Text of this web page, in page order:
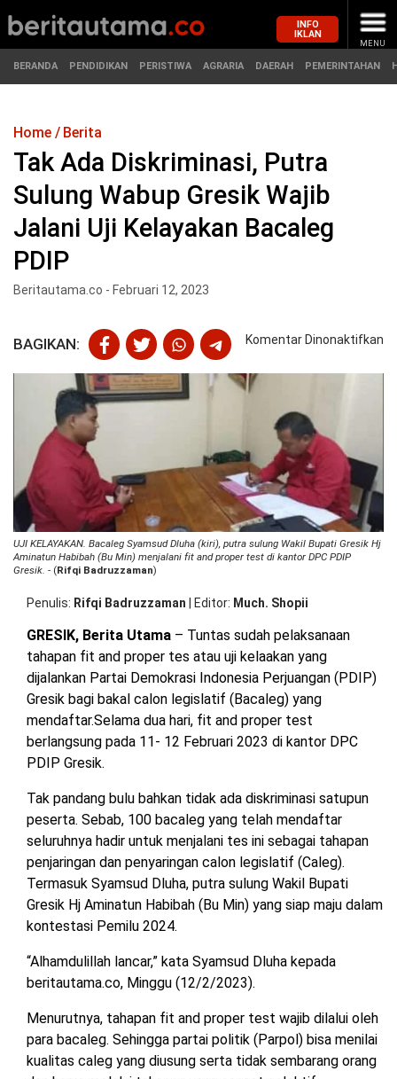
MASUK
BERANDA
PERISTIWA
PENDIDIKAN
HUKUM
HIBURAN
BERITABARU.CO
KABARBARU.CO
SERIKATNEWS.COM
PEWARTANUSANTARA.COM
LANGGAR.CO
JOBNAS.COM
SURAU.CO
REDAKSI
TENTANG
KAMI
KERJASAMA
PEDOMAN
MEDIA
CYBER
INFO
IKLAN
MENU
BERANDA PENDIDIKAN PERISTIWA AGRARIA DAERAH PEMERINTAHAN
Home Berita
Tak Ada Diskriminasi, Putra
Sulung Wabup Gresik Wajib
Jalani Uji Kelayakan Bacaleg
PDIP
Beritautama.co - Februari 12, 2023
BAGIKAN: Komentar Dinonaktifkan
Uji
UJI KELAYAKAN. Bacaleg Syamsud Dluha (kiri), putra sulung Wakil Bupati Gresik Hj
Aminatun Habibah (Bu Min) menjalani fit and proper test di kantor DPC PDIP
Gresik. - (Rifqi Badruzzaman)
Penulis Rifqi Badruzzaman Editor Much. Shopii
GRESIK, Berita Utama – Tuntas sudah pelaksanaan
tahapan fit and proper tes atau uji kelaakan yang
dijalankan Partai Demokrasi Indonesia Perjuangan (PDIP)
Gresik bagi bakal calon legislatif (Bacaleg) yang
mendaftar.Selama dua hari, fit and proper test
berlangsung pada 11- 12 Februari 2023 di kantor DPC
PDIP Gresik.
Tak pandang bulu bahkan tidak ada diskriminasi satupun
peserta. Sebab, 100 bacaleg yang telah mendaftar
seluruhnya hadir untuk menjalani tes ini sebagai tahapan
penjaringan dan penyaringan calon legislatif (Caleg).
Termasuk Syamsud Dluha, putra sulung Wakil Bupati
Gresik Hj Aminatun Habibah (Bu Min) yang siap maju dalam
kontestasi Pemilu 2024.
“Alhamdulillah lancar,” kata Syamsud Dluha kepada
beritautama.co, Minggu (12/2/2023).
Menurutnya, tahapan fit and proper test wajib dilalui oleh
para bacaleg. Sehingga partai politik (Parpol) bisa menilai
kualitas caleg yang diusung serta tidak sembarang orang